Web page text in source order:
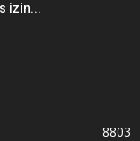
izin...
8803